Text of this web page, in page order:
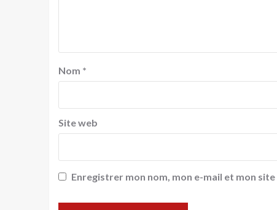
Nom *
Site web
Enregistrer mon nom, mon e-mail et mon